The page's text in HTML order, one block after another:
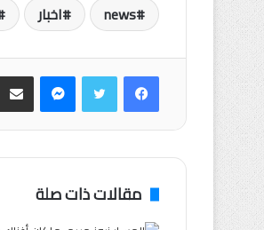
news اخبار
فيسبوكتويتر ماسنجر
مقالات ذات صلة